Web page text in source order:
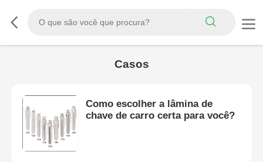
Casos
Como escolher a lâmina de
chave de carro certa para você?